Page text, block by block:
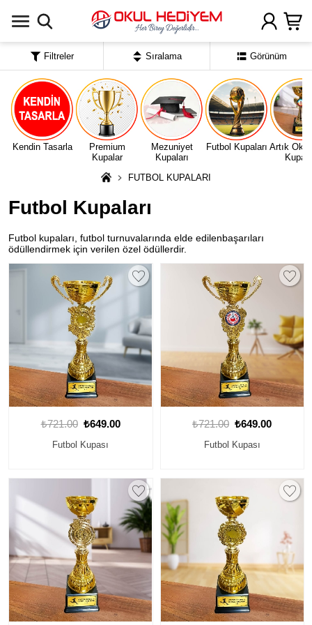
Kendin Tasarla
Premium
Kupalar
Mezuniyet
Kupaları
Futbol Kupaları Artık
FUTBOL KUPALARI
Futbol Kupaları
Futbol kupaları, futbol turnuvalarında elde edilenbaşarıları
ödüllendirmek için verilen özel ödüllerdir.
₺721.00 ₺649.00
Futbol Kupası
₺721.00 ₺649.00
Futbol Kupası
Filtreler Sıralama Görünüm
Uygulamada Aç